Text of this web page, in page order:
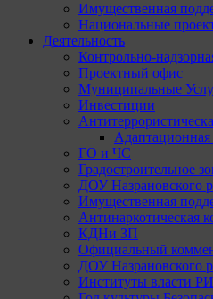
Имущественная
Национальные
Деятельность
Контрольно-
Проектный офис
Муниципальные
Инвестиции
Адаптационная
ГО и ЧС
Градостроительное
ДОУ Назрановского
Имущественная
Антинаркотическая
КДНи ЗП
Официальный
ДОУ Назрановского
Институты власти РИ